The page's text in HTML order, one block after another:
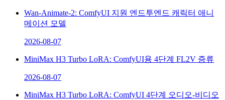
Wan-Animate-2: ComfyUI 지원 엔드투엔드 캐릭터 애니
메이션 모델
2026-08-07
MiniMax H3 Turbo LoRA: ComfyUI용 4단계 FL2V 증류
2026-08-07
MiniMax H3 Turbo LoRA: ComfyUI 4단계 오디오-비디오